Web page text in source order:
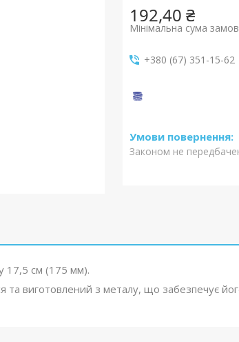
192,40 ₴
Мінімальна сума
+380 (67) 351-15-62
Законом не
17,5 см (175 мм).
та виготовлений з металу, що забезпечує